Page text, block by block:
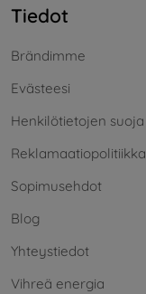
Tiedot
Brändimme
Evästeesi
Henkilötietojen suoja
Reklamaatiopolitiikka
Sopimusehdot
Blog
Yhteystiedot
Vihreä energia